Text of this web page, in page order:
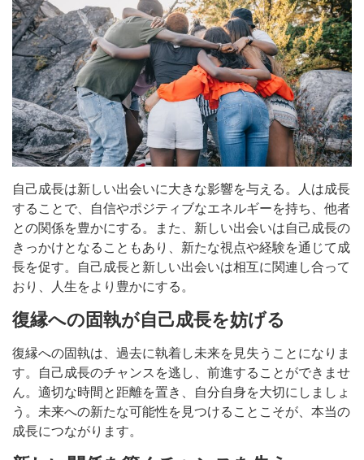
自己成長は新しい出会いに大きな影響を与える。人は成長
することで、自信やポジティブなエネルギーを持ち、他者
との関係を豊かにする。また、新しい出会いは自己成長の
きっかけとなることもあり、新たな視点や経験を通じて成
長を促す。自己成長と新しい出会いは相互に関連し合って
おり、人生をより豊かにする。
復縁への固執が自己成長を妨げる
復縁への固執は、過去に執着し未来を見失うことになりま
す。自己成長のチャンスを逃し、前進することができませ
ん。適切な時間と距離を置き、自分自身を大切にしましょ
う。未来への新たな可能性を見つけることこそが、本当の
成長につながります。